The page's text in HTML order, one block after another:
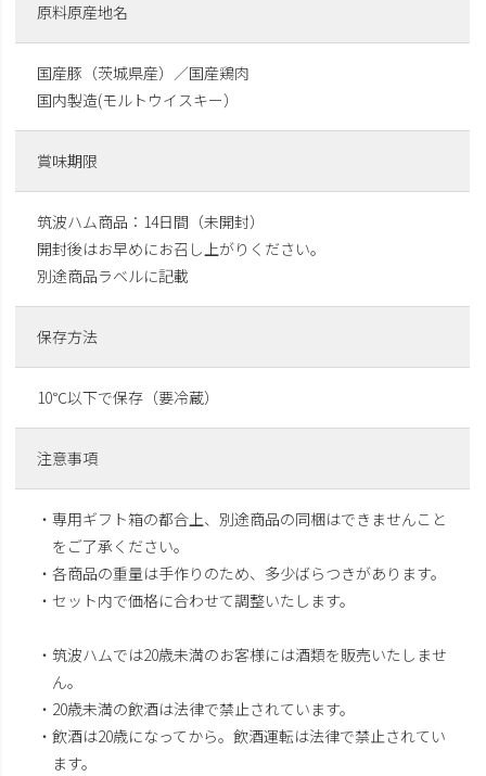
原料原産地名
国産豚（茨城県産）／国産鶏肉
国内製造(モルトウイスキー）
賞味期限
筑波ハム商品：14日間（未開封）
開封後はお早めにお召し上がりください。
別途商品ラベルに記載
保存方法
10℃以下で保存（要冷蔵）
注意事項
・専用ギフト箱の都合上、別途商品の同梱はできませんこと
をご了承ください。
・各商品の重量は手作りのため、多少ばらつきがあります。
・セット内で価格に合わせて調整いたします。
・筑波ハムでは20歳未満のお客様には酒類を販売いたしませ
ん。
・20歳未満の飲酒は法律で禁止されています。
・飲酒は20歳になってから。飲酒運転は法律で禁止されてい
ます。